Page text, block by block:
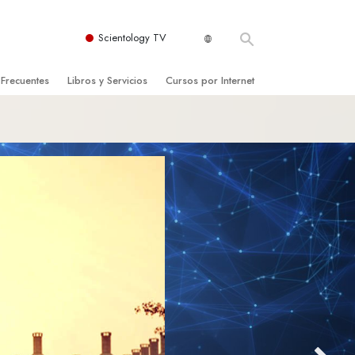
Scientology TV
Iglesia
Libros y Servicios Cursos por Internet
Las Dinámicas de la Existencia
Los Componentes de la Comprensión
Soluciones para un Entorno Peligroso
Ayudas para Enfermedades y Lesiones
La Integridad y la Honestidad
La Escala Tonal Emocional